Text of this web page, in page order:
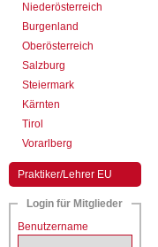
Niederösterreich
Burgenland
Oberösterreich
Salzburg
Steiermark
Kärnten
Tirol
Vorarlberg
Praktiker/Lehrer EU
Login für Mitglieder
Benutzername